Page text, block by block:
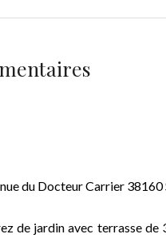
du Docteur Carrier
de jardin avec terrasse